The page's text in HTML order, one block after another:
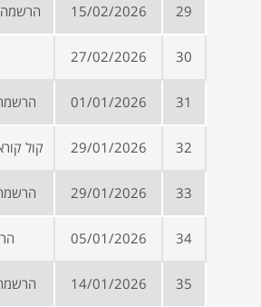
29
15/02/2026 הרשמה
30
27/02/2026
31
01/01/2026
32
29/01/2026 קול
33
29/01/2026
34
05/01/2026
35
14/01/2026